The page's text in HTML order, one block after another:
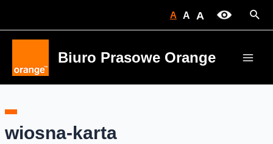
A A A
Biuro Prasowe Orange
wiosna-karta